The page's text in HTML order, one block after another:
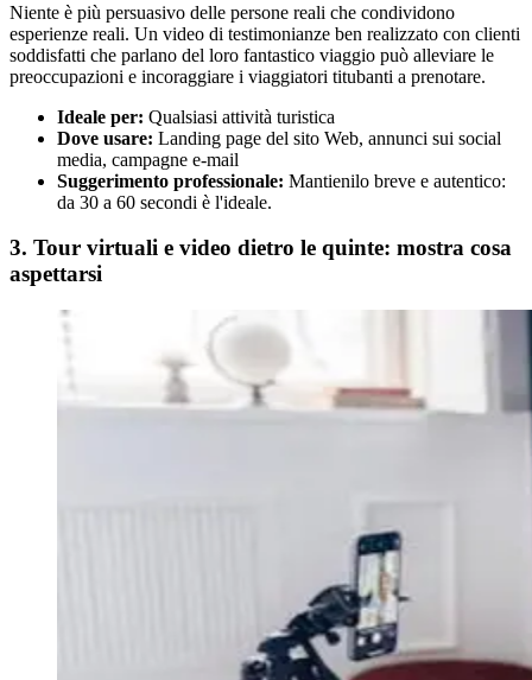
Niente è più persuasivo delle persone reali che condividono
esperienze reali. Un video di testimonianze ben realizzato con clienti
soddisfatti che parlano del loro fantastico viaggio può alleviare le
preoccupazioni e incoraggiare i viaggiatori titubanti a prenotare.
Ideale per: Qualsiasi attività turistica
Dove usare: Landing page del sito Web, annunci sui social
media, campagne e-mail
Suggerimento professionale: Mantienilo breve e autentico:
da 30 a 60 secondi è l'ideale.
3. Tour virtuali e video dietro le quinte: mostra cosa
aspettarsi